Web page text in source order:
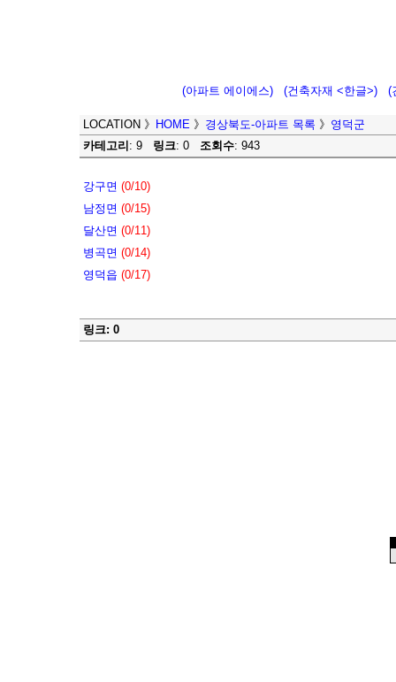
(아파트 에이에스) (건축자재 <한글>) (
LOCATION 》 HOME 》 경상북도-아파트 목록 》 영덕군
카테고리 : 9 링크: 0 조회수: 943
강구면 (0/10)
남정면 (0/15)
달산면 (0/11)
병곡면 (0/14)
영덕읍 (0/17)
링크: 0